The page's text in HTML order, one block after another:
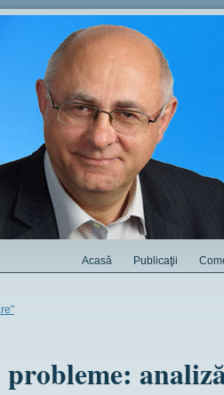
Acasă Publicaţii